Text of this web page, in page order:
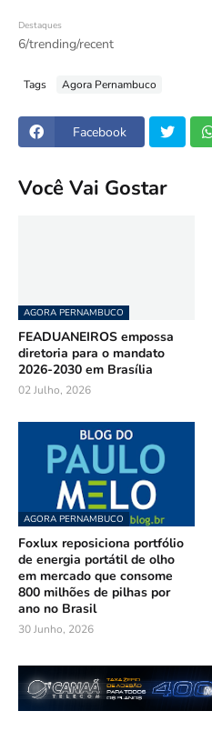
Destaques
6/trending/recent
Tags Agora Pernambuco
Facebook
Você Vai Gostar
AGORA PERNAMBUCO
FEADUANEIROS empossa
diretoria para o mandato
2026-2030 em Brasília
02 Julho, 2026
AGORA PERNAMBUCO
Foxlux reposiciona portfólio
de energia portátil de olho
em mercado que consome
800 milhões de pilhas por
ano no Brasil
30 Junho, 2026